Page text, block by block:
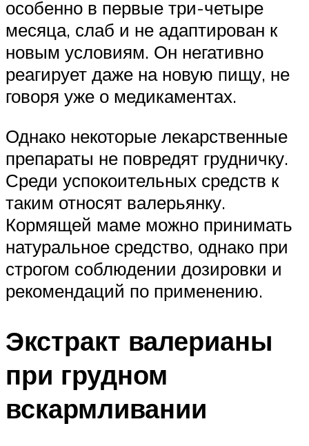
особенно в первые три-четыре
месяца, слаб и не адаптирован к
новым условиям. Он негативно
реагирует даже на новую пищу, не
говоря уже о медикаментах.
Однако некоторые лекарственные
препараты не повредят грудничку.
Среди успокоительных средств к
таким относят валерьянку.
Кормящей маме можно принимать
натуральное средство, однако при
строгом соблюдении дозировки и
рекомендаций по применению.
Экстракт валерианы
при грудном
вскармливании